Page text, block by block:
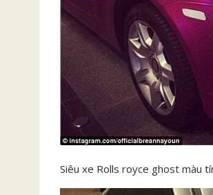
Siêu xe Rolls royce ghost màu